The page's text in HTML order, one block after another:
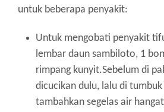
untuk beberapa penyakit:
Untuk mengobati penyakit
lembar daun sambiloto, 1
rimpang kunyit.Sebelum di
dicucikan dulu, lalu di
tambahkan segelas air